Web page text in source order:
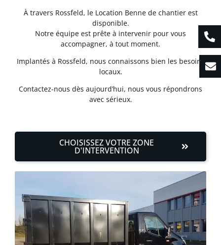
À travers Rossfeld, le Location Benne de chantier est
disponible.
Notre équipe est prête à intervenir pour vous
accompagner, à tout moment.
Implantés à Rossfeld, nous connaissons bien les besoins
locaux.
Contactez-nous dès aujourd’hui, nous vous répondrons
avec sérieux.
CHOISISSEZ VOTRE ZONE
D'INTERVENTION